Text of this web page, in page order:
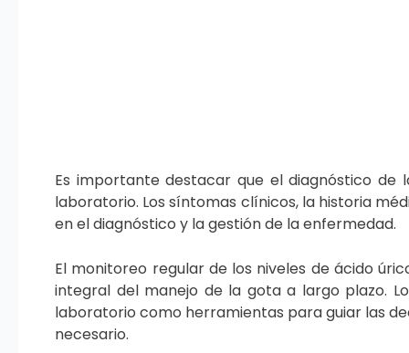
Es importante destacar que el diagnóstico
laboratorio. Los síntomas clínicos, la historia
en el diagnóstico y la gestión de la enfermedad.
El monitoreo regular de los niveles de ácido
integral del manejo de la gota a largo plazo.
laboratorio como herramientas para guiar las
necesario.